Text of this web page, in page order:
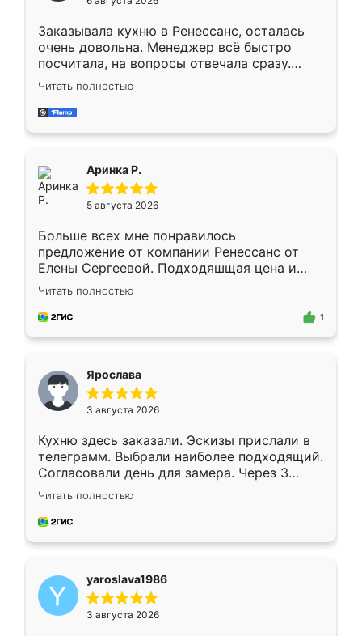
мебели буду заказывать только здесь.
Заказывала кухню в Ренессанс, осталась
очень довольна. Менеджер всё быстро
посчитала, на вопросы отвечала сразу.
Замерщик приехал в субботу, подошёл к
делу со всей ответственностью. Собрали
за день, ребята работали аккуратно, даже
Читать полностью
Аринка Р.
5 августа 2026
Больше всех мне понравилось
предложение от компании Ренессанс от
Елены Сергеевой. Подходяшщая цена и
короткие сроки изготовления. Приехавший
для замера сотрудник Владислав
предложил по моему эскизу самый
Читать полностью
1
Ярослава
3 августа 2026
Кухню здесь заказали. Эскизы прислали в
телеграмм. Выбрали наиболее подходящий.
Согласовали день для замера. Через 3
недели кухня была уже готова. Остались
довольны работой. Спасибо Ренессанс
мебель за качественную работу!
Читать полностью
yaroslava1986
3 августа 2026